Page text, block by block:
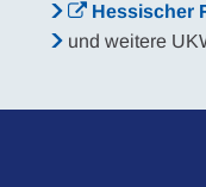
Hessischer
und weitere